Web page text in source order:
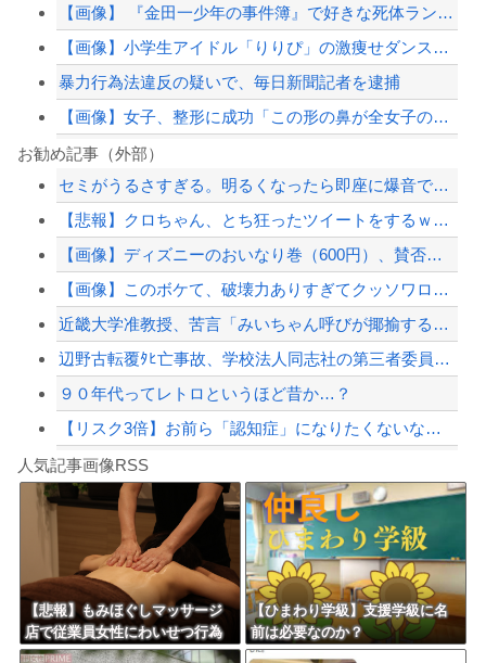
【画像】 『金田一少年の事件簿』で好きな死体ランキング１位がこちら！
【画像】小学生アイドル「りりぴ」の激痩せダンス動画にファンが『絶句』してしまう・...
暴力行為法違反の疑いで、毎日新聞記者を逮捕
【画像】女子、整形に成功「この形の鼻が全女子の理想だと思う」⇒
暴力行為法違反の疑いで、毎日新聞記者を逮捕
【衝撃】中国製ルーター20機種にバックドア発見！ ネットに繋ぐだけで35秒ごとに...
セミがうるさすぎる。明るくなったら即座に爆音で鳴き出して毎日朝4時に叩き起こしに...
【悲報】嫁に15年間嘘つかれてて心が壊れてるから相手してくれ
【配信者】「金バエ」のSNS更新が1週間途絶え、様々な憶測が飛び交う。1週間ぶり...
【緊急速報】NYで警官が黒人男性の首を絞め、暴動第二波不可避へ
Powered by livedoor 相互RSS
お勧め記事（外部）
セミがうるさすぎる。明るくなったら即座に爆音で鳴き出して毎日朝4時に叩き起こしに...
【悲報】クロちゃん、とち狂ったツイートをするｗｗｗｗｗｗｗｗｗｗｗ
【画像】ディズニーのおいなり巻（600円）、賛否両論ｗｗｗｗｗｗｗｗｗ
【画像】このボケて、破壊力ありすぎてクッソワロタｗｗｗｗｗｗｗｗｗ
近畿大学准教授、苦言「みいちゃん呼びが揶揄する言葉として使われ、当事者から具体的...
辺野古転覆ﾀﾋ亡事故、学校法人同志社の第三者委員会が調査報告書を公表 … 安全配...
９０年代ってレトロというほど昔か…？
【リスク3倍】お前ら「認知症」になりたくないなら酒をやめろ
白石「あ、あきら様……？」あきら「……白石」
8/4のニュース
日本旅行キャンセルすべきか…1万年ぶり史上最大級の火山の兆し＝韓国の反応
更新中止のお知らせ
海外「おめでとうタキ！」リヴァプール南野がバースデーゴール！！
人気記事画像RSS
【悲報】もみほぐしマッサージ
店で従業員女性にわいせつ行為
かで男を逮捕ｗｗｗｗｗｗｗｗ
【ひまわり学級】支援学級に名
前は必要なのか？